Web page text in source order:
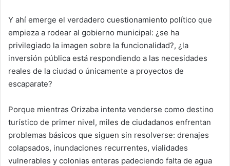
Y ahí emerge el verdadero cuestionamiento político que
empieza a rodear al gobierno municipal: ¿se ha
privilegiado la imagen sobre la funcionalidad?, ¿la
inversión pública está respondiendo a las necesidades
reales de la ciudad o únicamente a proyectos de
escaparate?
Porque mientras Orizaba intenta venderse como destino
turístico de primer nivel, miles de ciudadanos enfrentan
problemas básicos que siguen sin resolverse: drenajes
colapsados, inundaciones recurrentes, vialidades
vulnerables y colonias enteras padeciendo falta de agua